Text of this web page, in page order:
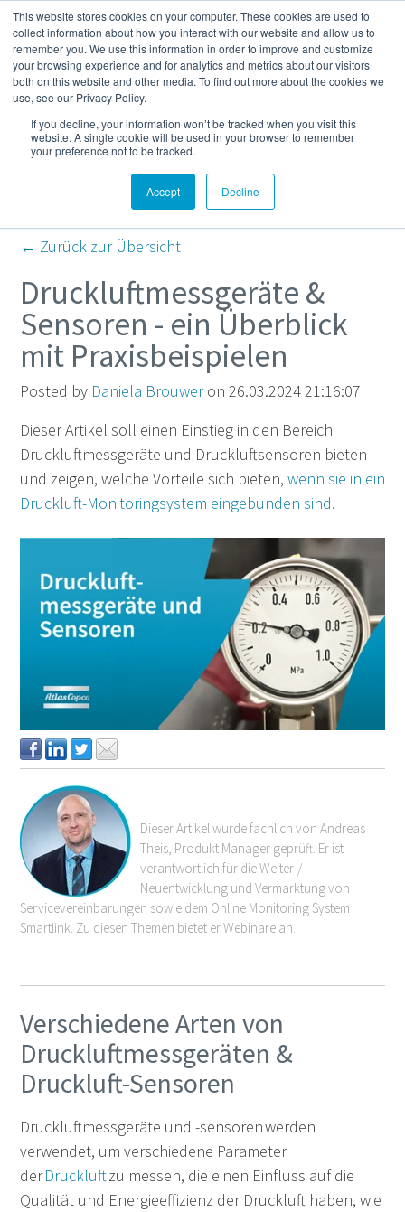
This website stores cookies on your computer. These cookies are used to
collect information about how you interact with our website and allow us to
remember you. We use this information in order to improve and customize
your browsing experience and for analytics and metrics about our visitors
both on this website and other media. To find out more about the cookies we
use, see our Privacy Policy.
If you decline, your information won’t be tracked when you visit this
website. A single cookie will be used in your browser to remember
your preference not to be tracked.
Accept Decline
Mehr
Kompressor- und
Druckluft-Blog
← Zurück zur Übersicht
Druckluftmessgeräte &
Sensoren - ein Überblick
mit Praxisbeispielen
Posted by Daniela Brouweron 26.03.2024 21:16:07
Dieser Artikel soll einen Einstieg in den Bereich
Druckluftmessgeräte und Druckluftsensoren bieten
und zeigen, welche Vorteile sich bieten, wenn sie in ein
Druckluft-Monitoringsystem eingebunden sind.
Dieser Artikel wurde fachlich von Andreas
Theis, Produkt Manager geprüft. Er ist
verantwortlich für die Weiter-/
Neuentwicklung und Vermarktung von
Servicevereinbarungen sowie dem Online Monitoring System
Smartlink. Zu diesen Themen bietet er Webinare an.
Verschiedene Arten von
Druckluftmessgeräten &
Druckluft-Sensoren
Druckluftmessgeräte und -sensoren werden
verwendet, um verschiedene Parameter
derDruckluftzu messen, die einen Einfluss auf die
Qualität und Energieeffizienz der Druckluft haben, wie